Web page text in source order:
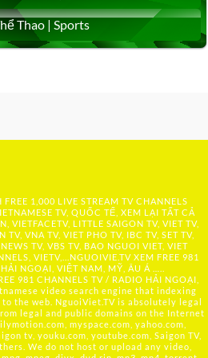
Thao | Sports
1,000 LIVE STREAM TV CHANNELS
TV, QUỐC TẾ, XEM LẠI TẤT CẢ
VIETFACETV, LITTLE SAIGON TV, VIET TV,
TV, VNA TV, VIET PHO TV, IBC TV, SET TV,
TV, VBS TV, BAO NGUOI VIET, VIET
VIETV,... NGUOIVIE.TV XEM FREE 981
NGOẠI, VIỆT NAM, MỸ, ÂU Á …..
981 CHANNELS TV / RADIO HẢI NGOẠI,
video search engine that indexing
the web. NguoiViet.TV is absolutely legal
legal and public domains on the Internet
myspace.com, yahoo.com,
tv, youku.com, youtube.com, Saigon TV,
We do not host or upload any video,